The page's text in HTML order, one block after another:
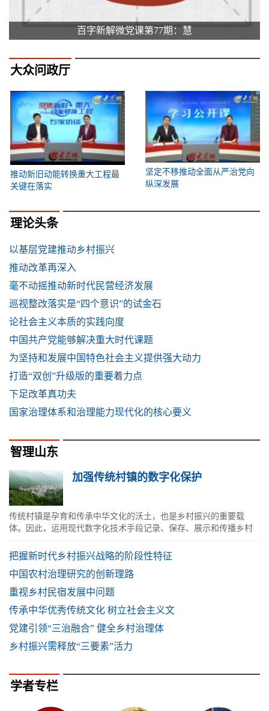
百字新解微党课第77期：慧
大众问政厅
推动新旧动能转换重大工程最
关键在落实
坚定不移推动全面从严治党向
纵深发展
理论头条
以基层党建推动乡村振兴
推动改革再深入
毫不动摇推动新时代民营经济发展
巡视整改落实是“四个意识”的试金石
论社会主义本质的实践向度
中国共产党能够解决重大时代课题
为坚持和发展中国特色社会主义提供强大动力
打造“双创”升级版的重要着力点
下足改革真功夫
国家治理体系和治理能力现代化的核心要义
智理山东
加强传统村镇的数字化保护
传统村镇是孕育和传承中华文化的沃土，也是乡村振兴的重要载
体。因此，运用现代数字化技术手段记录、保存、展示和传播乡村
把握新时代乡村振兴战略的阶段性特征
中国农村治理研究的创新理路
重视乡村民宿发展中问题
传承中华优秀传统文化 树立社会主义文
党建引领“三治融合” 健全乡村治理体
乡村振兴需释放“三要素”活力
学者专栏